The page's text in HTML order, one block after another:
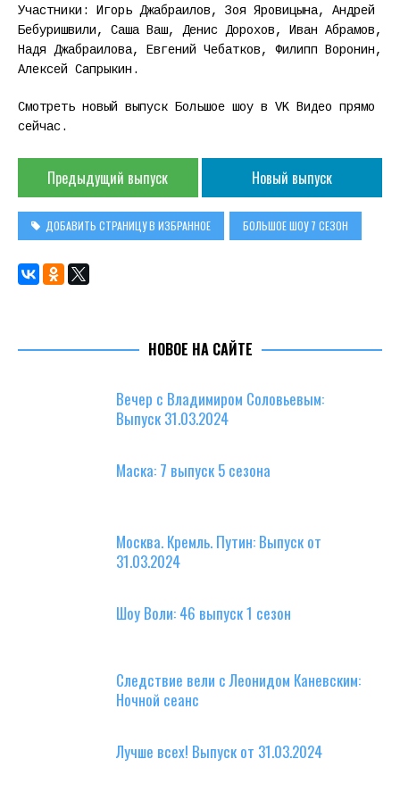
Участники: Игорь Джабраилов, Зоя Яровицына, Андрей
Бебуришвили, Саша Ваш, Денис Дорохов, Иван Абрамов,
Надя Джабраилова, Евгений Чебатков, Филипп Воронин,
Алексей Сапрыкин.
Смотреть новый выпуск Большое шоу в VK Видео прямо
сейчас.
Предыдущий выпуск Новый выпуск
ДОБАВИТЬ СТРАНИЦУ В ИЗБРАННОЕ БОЛЬШОЕ ШОУ 7 СЕЗОН
НОВОЕ НА САЙТЕ
Вечер с Владимиром Соловьевым:
Выпуск 31.03.2024
Маска: 7 выпуск 5 сезона
Москва. Кремль. Путин: Выпуск от
31.03.2024
Шоу Воли: 46 выпуск 1 сезон
Следствие вели с Леонидом Каневским:
Ночной сеанс
Лучше всех! Выпуск от 31.03.2024